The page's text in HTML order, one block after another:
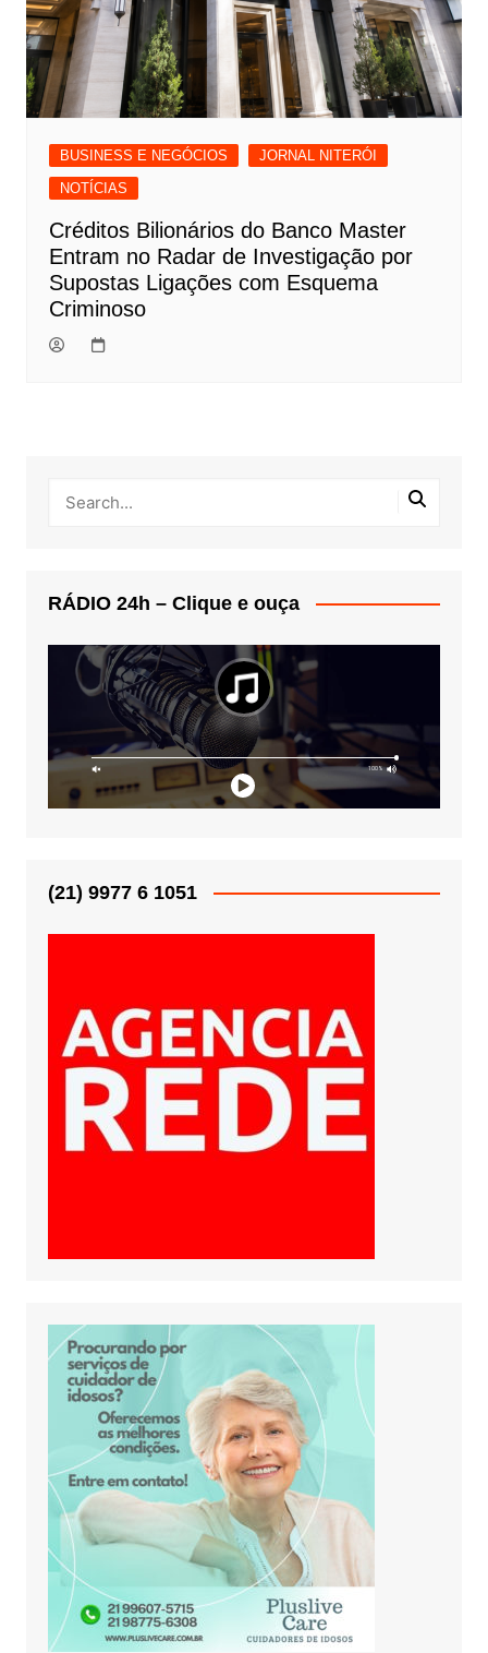
BUSINESS E NEGÓCIOS
JORNAL NITERÓI
NOTÍCIAS
Créditos Bilionários do Banco Master
Entram no Radar de Investigação por
Supostas Ligações com Esquema
Criminoso
RÁDIO 24h – Clique e ouça
(21) 9977 6 1051